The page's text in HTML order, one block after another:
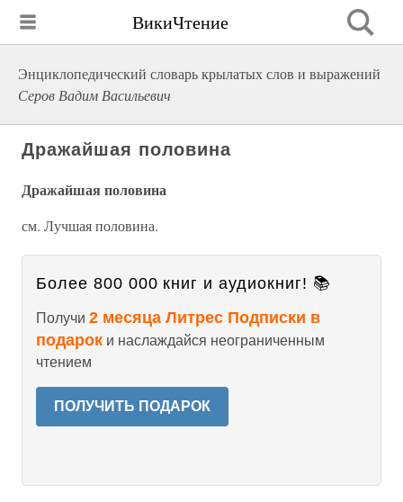
ВикиЧтение
Энциклопедический словарь крылатых слов и выражений
Серов Вадим Васильевич
Дражайшая половина
Дражайшая половина
см. Лучшая половина.
Более 800 000 книг и аудиокниг! 📚
Получи 2 месяца Литрес Подписки в
подарок и наслаждайся неограниченным
чтением
ПОЛУЧИТЬ ПОДАРОК